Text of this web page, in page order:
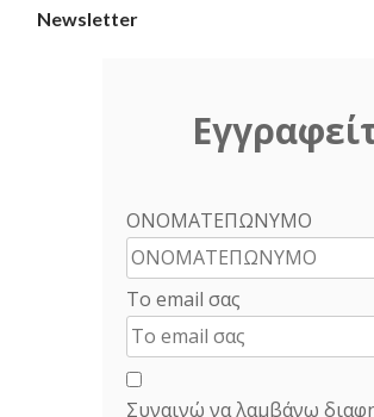
Newsletter
ΟΝΟΜΑΤΕΠΩΝΥΜΟ
Το email σας
Συναινώ να λαμβάνω